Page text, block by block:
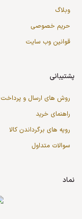
وبلاگ
حریم خصوصی
قوانین وب سایت
پشتیبانی
روش های ارسال و پرداخت
راهنمای خرید
رویه های برگرداندن کالا
سوالات متداول
نماد